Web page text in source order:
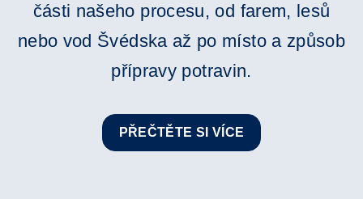
části našeho procesu, od farem, lesů
nebo vod Švédska až po místo a způsob
přípravy potravin.
PŘEČTĚTE SI VÍCE